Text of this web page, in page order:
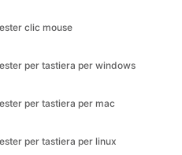
clic mouse
per tastiera per windows
per tastiera per mac
per tastiera per linux